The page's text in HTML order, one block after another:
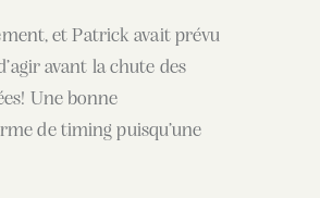
et Patrick avait prévu
avant la chute des
Une bonne
de timing puisqu’une